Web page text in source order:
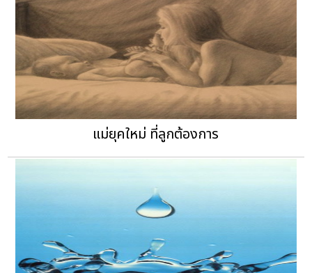
แม่ยุคใหม่ ที่ลูกต้องการ